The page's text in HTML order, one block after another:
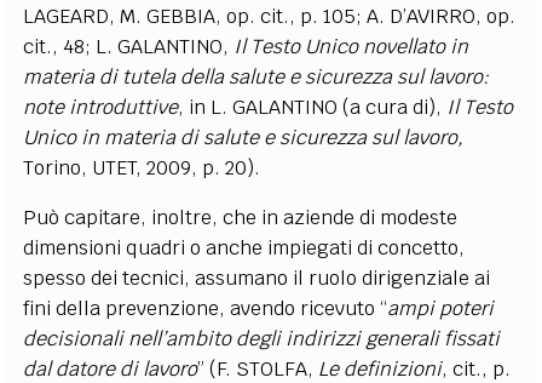
LAGEARD, M. GEBBIA, op. cit., p. 105; A. D’AVIRRO, op.
cit., 48; L. GALANTINO, Il Testo Unico novellato in
materia di tutela della salute e sicurezza sul lavoro:
note introduttive, in L. GALANTINO (a cura di), Il Testo
Unico in materia di salute e sicurezza sul lavoro,
Torino, UTET, 2009, p. 20).
Può capitare, inoltre, che in aziende di modeste
dimensioni quadri o anche impiegati di concetto,
spesso dei tecnici, assumano il ruolo dirigenziale ai
fini della prevenzione, avendo ricevuto “ampi poteri
decisionali nell’ambito degli indirizzi generali fissati
dal datore di lavoro” (F. STOLFA, Le definizioni, cit., p.